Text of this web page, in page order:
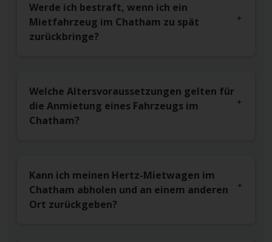
Werde ich bestraft, wenn ich ein
Mietfahrzeug im Chatham zu spät
zurückbringe?
Welche Altersvoraussetzungen gelten für
die Anmietung eines Fahrzeugs im
Chatham?
Kann ich meinen Hertz-Mietwagen im
Chatham abholen und an einem anderen
Ort zurückgeben?